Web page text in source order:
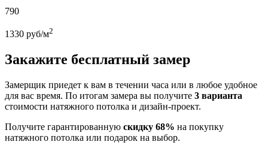
790
1330 руб/м2
Закажите бесплатный замер
Замерщик приедет к вам в течении часа или в любое удобное
для вас время. По итогам замера вы получите 3 варианта
стоимости натяжного потолка и дизайн-проект.
Получите гарантированную скидку 68% на покупку
натяжного потолка или подарок на выбор.